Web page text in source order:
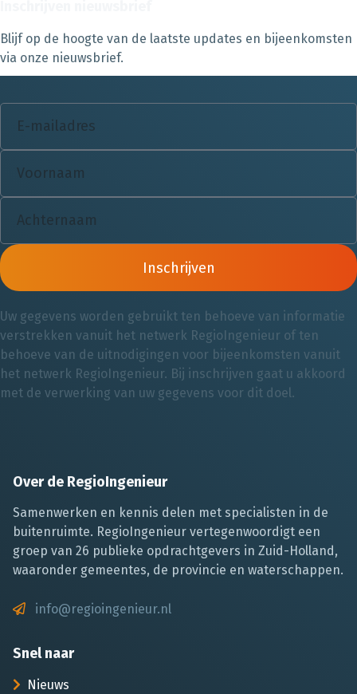
Blijf op de hoogte van de laatste updates en bijeenkomsten
via onze nieuwsbrief.
Inschrijven
Uw gegevens worden gebruikt ten behoeve van informatie
verstrekken vanuit het netwerk RegioIngenieur of ten
behoeve van de uitnodigingen voor bijeenkomsten vanuit
het netwerk RegioIngenieur. Bij inschrijven gaat u akkoord
met de verwerking van uw gegevens voor dit doel.
Over de RegioIngenieur
Samenwerken en kennis delen met specialisten in de
buitenruimte. RegioIngenieur vertegenwoordigt een
groep van 26 publieke opdrachtgevers in Zuid-Holland,
waaronder gemeentes, de provincie en waterschappen.
info@regioingenieur.nl
Snel naar
Nieuws